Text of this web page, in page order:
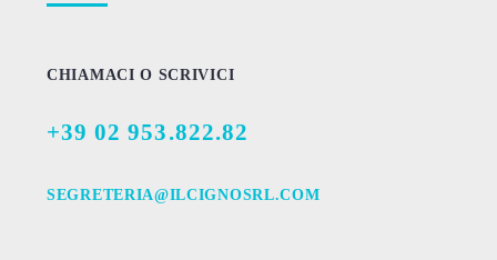
CHIAMACI O SCRIVICI
+39 02 953.822.82
SEGRETERIA@ILCIGNOSRL.COM